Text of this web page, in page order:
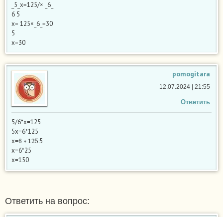
_5_х=125/× _6_
6 5
х= 125×_6_=30
5
х=30
pomogitara
Ответить
12.07.2024 | 21:55
5/6*х=125
5х=6*125
х=6 125:5
х=6*25
х=150
Ответить на вопрос: